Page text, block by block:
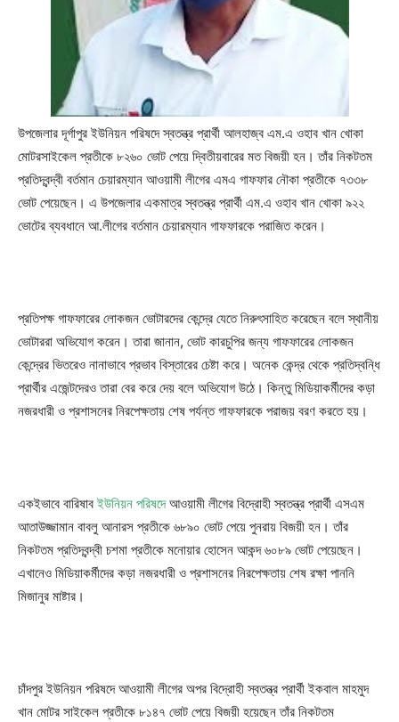
উপজেলার দূর্গাপুর ইউনিয়ন পরিষদে স্বতন্ত্র প্রার্থী আলহাজ্ব এম.এ ওহাব খান খোকা
মোটরসাইকেল প্রতীকে ৮২৬০ ভোট পেয়ে দ্বিতীয়বারের মত বিজয়ী হন। তাঁর নিকটতম
প্রতিদ্বন্দ্বী বর্তমান চেয়ারম্যান আওয়ামী লীগের এমএ গাফফার নৌকা প্রতীকে ৭৩৩৮
ভোট পেয়েছেন। এ উপজেলার একমাত্র স্বতন্ত্র প্রার্থী এম.এ ওহাব খান খোকা ৯২২
ভোটের ব্যবধানে আ.লীগের বর্তমান চেয়ারম্যান গাফফারকে পরাজিত করেন।
প্রতিপক্ষ গাফফারের লোকজন ভোটারদের কেন্দ্রে যেতে নিরুৎসাহিত করেছেন বলে স্থানীয়
ভোটাররা অভিযোগ করেন। তারা জানান, ভোট কারচুপির জন্য গাফফারের লোকজন
কেন্দ্রের ভিতরেও নানাভাবে প্রভাব বিস্তারের চেষ্টা করে। অনেক কেন্দ্র থেকে প্রতিদ্বন্ধি
প্রার্থীর এজেন্টদেরও তারা বের করে দেয় বলে অভিযোগ উঠে। কিন্তু মিডিয়াকর্মীদের কড়া
নজরধারী ও প্রশাসনের নিরপেক্ষতায় শেষ পর্যন্ত গাফফারকে পরাজয় বরণ করতে হয়।
একইভাবে বারিষাব ইউনিয়ন পরিষদেআওয়ামী লীগের বিদ্রোহী স্বতন্ত্র প্রার্থী এসএম
আতাউজ্জামান বাবলু আনারস প্রতীকে ৬৮৯০ ভোট পেয়ে পুনরায় বিজয়ী হন। তাঁর
নিকটতম প্রতিদ্বন্দ্বী চশমা প্রতীকে মনোয়ার হোসেন আকন্দ ৬০৮৯ ভোট পেয়েছেন।
এখানেও মিডিয়াকর্মীদের কড়া নজরধারী ও প্রশাসনের নিরপেক্ষতায় শেষ রক্ষা পাননি
মিজানুর মাষ্টার।
চাঁদপুর ইউনিয়ন পরিষদে আওয়ামী লীগের অপর বিদ্রোহী স্বতন্ত্র প্রার্থী ইকবাল মাহমুদ
খান মোটর সাইকেল প্রতীকে ৮১৪৭ ভোট পেয়ে বিজয়ী হয়েছেন তাঁর নিকটতম